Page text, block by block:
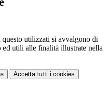
utilizzati si avvalgono di
ed utili alle finalità illustrate nella
Accetta tutti i cookies